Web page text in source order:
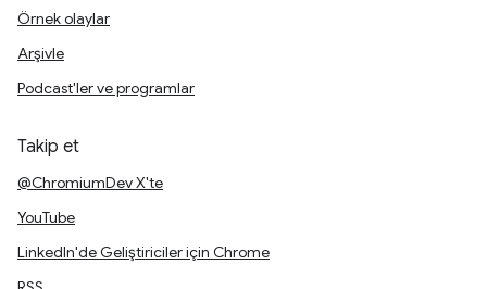
Örnek olaylar
Arşivle
Podcast'ler ve programlar
Takip et
@ChromiumDev X'te
YouTube
LinkedIn'de Geliştiriciler için Chrome